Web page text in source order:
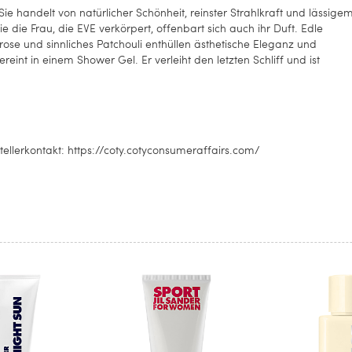
Sie handelt von natürlicher Schönheit, reinster Strahlkraft und
die Frau, die EVE verkörpert, offenbart sich auch ihr Duft. Edle
und sinnliches Patchouli enthüllen ästhetische Eleganz und
in einem Shower Gel. Er verleiht den letzten Schliff und ist
https://coty.cotyconsumeraffairs.com/